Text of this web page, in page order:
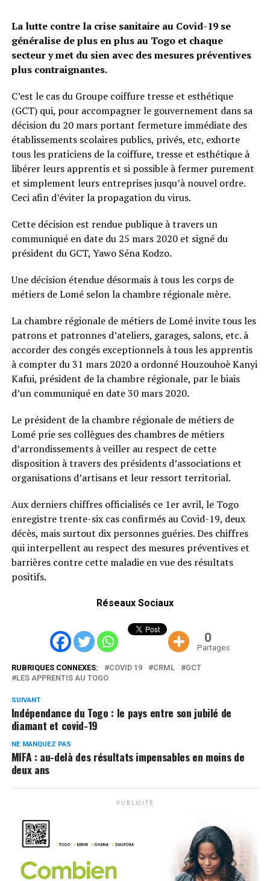
La lutte contre la crise sanitaire au Covid-19 se
généralise de plus en plus au Togo et chaque
secteur y met du sien avec des mesures préventives
plus contraignantes.
C’est le cas du Groupe coiffure tresse et esthétique
(GCT) qui, pour accompagner le gouvernement dans sa
décision du 20 mars portant fermeture immédiate des
établissements scolaires publics, privés, etc, exhorte
tous les praticiens de la coiffure, tresse et esthétique à
libérer leurs apprentis et si possible à fermer purement
et simplement leurs entreprises jusqu’à nouvel ordre.
Ceci afin d’éviter la propagation du virus.
Cette décision est rendue publique à travers un
communiqué en date du 25 mars 2020 et signé du
président du GCT, Yawo Séna Kodzo.
Une décision étendue désormais à tous les corps de
métiers de Lomé selon la chambre régionale mère.
La chambre régionale de métiers de Lomé invite tous les
patrons et patronnes d’ateliers, garages, salons, etc. à
accorder des congés exceptionnels à tous les apprentis
à compter du 31 mars 2020 a ordonné Houzouhoè Kanyi
Kafui, président de la chambre régionale, par le biais
d’un communiqué en date 30 mars 2020.
Le président de la chambre régionale de métiers de
Lomé prie ses collègues des chambres de métiers
d’arrondissements à veiller au respect de cette
disposition à travers des présidents d’associations et
organisations d’artisans et leur ressort territorial.
Aux derniers chiffres officialisés ce 1er avril, le Togo
enregistre trente-six cas confirmés au Covid-19, deux
décès, mais surtout dix personnes guéries. Des chiffres
qui interpellent au respect des mesures préventives et
barrières contre cette maladie en vue des résultats
positifs.
Réseaux Sociaux
0
Partages
RUBRIQUES CONNEXES: COVID 19 CRML
GCT
LES APPRENTIS AU TOGO
SUIVANT
Indépendance du Togo : le pays entre son jubilé de
diamant et covid-19
NE MANQUEZ PAS
MIFA : au-delà des résultats impensables en moins de
deux ans
PUBLICITÉ